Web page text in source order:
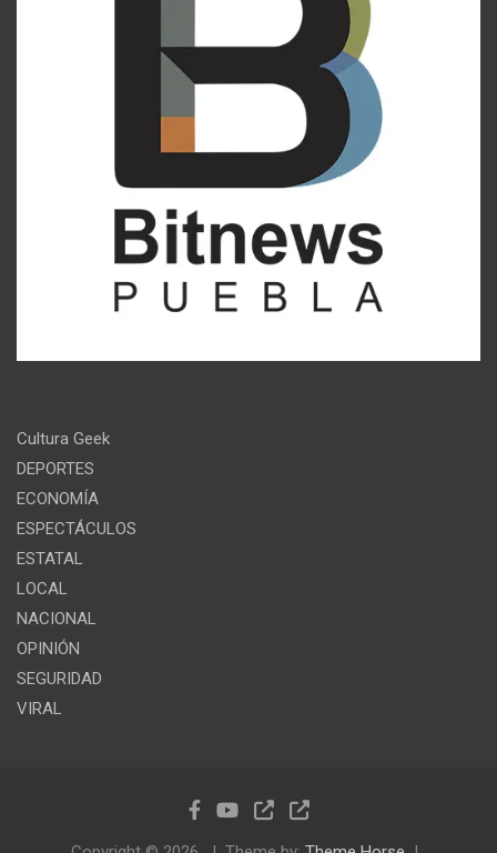
Cultura Geek
DEPORTES
ECONOMÍA
ESPECTÁCULOS
ESTATAL
LOCAL
NACIONAL
OPINIÓN
SEGURIDAD
VIRAL